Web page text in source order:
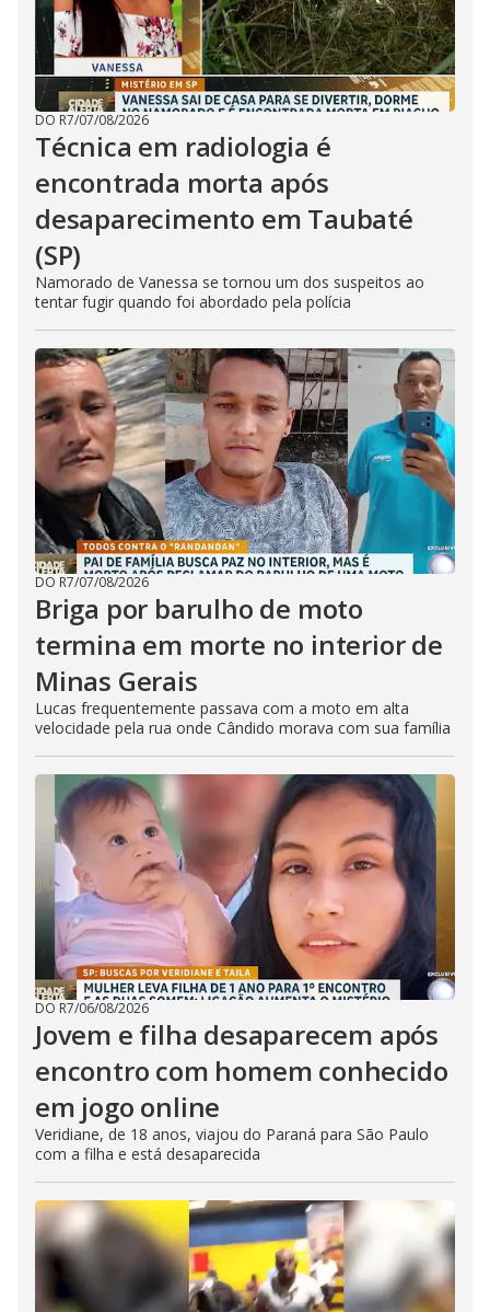
DO R7/07/08/2026
Técnica em radiologia é
encontrada morta após
desaparecimento em Taubaté
(SP)
Namorado de Vanessa se tornou um dos suspeitos ao
tentar fugir quando foi abordado pela polícia
DO R7/07/08/2026
Briga por barulho de moto
termina em morte no interior de
Minas Gerais
Lucas frequentemente passava com a moto em alta
velocidade pela rua onde Cândido morava com sua família
DO R7/06/08/2026
Jovem e filha desaparecem após
encontro com homem conhecido
em jogo online
Veridiane, de 18 anos, viajou do Paraná para São Paulo
com a filha e está desaparecida